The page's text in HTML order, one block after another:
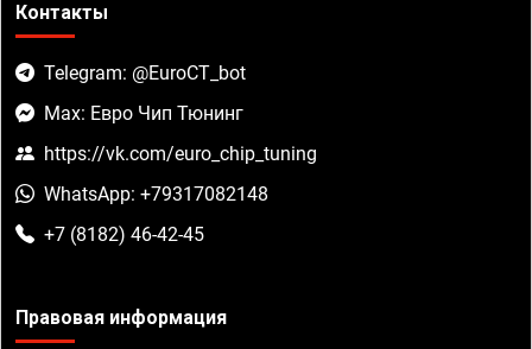
Контакты
Telegram: @EuroCT_bot
Max: Евро Чип Тюнинг
https://vk.com/euro_chip_tuning
WhatsApp: +79317082148
+7 (8182) 46-42-45
Правовая информация